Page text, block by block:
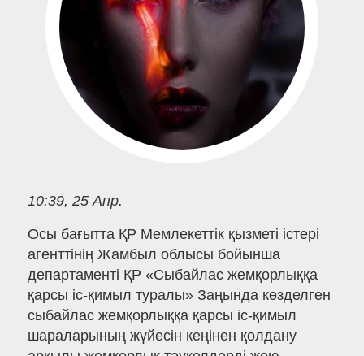
10:39, 25 Апр.
Осы бағытта ҚР Мемлекеттік қызметі істері
агенттінің Жамбыл облысы бойынша
департаменті ҚР «Сыбайлас жемқорлыққа
қарсы іс-қимыл туралы» Заңында көзделген
сыбайлас жемқорлыққа қарсы іс-қимыл
шараларының жүйесін кеңінен қолдану